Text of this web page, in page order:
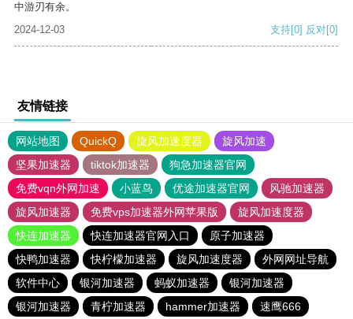
中游刃有余。
2024-12-03
支持[0] 反对[0]
友情链接
网站地图 QuickQ 旋风加速度器
旋风加速
坚果加速器
tiktok加速器
狗急加速器官网
免费vqn外网加速
小蓝鸟 优途加速器官网
风驰加速器
旋风加速器
免费vps加速器外网苹果版
旋风加速度器
快连加速器
快连加速器官网入口
原子加速器
快鸭加速器
快柠檬加速器 旋风加速度器
外网网址导航
软件中心
银河加速器 蚂蚁加速器
银河加速器
银河加速器
青柠加速器 hammer加速器 速鹰666